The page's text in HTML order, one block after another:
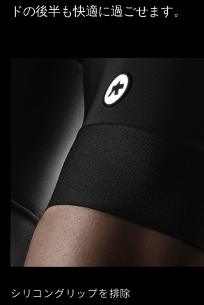
ドの後半も快適に過ごせます。
シリコングリップを排除